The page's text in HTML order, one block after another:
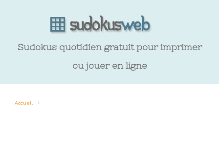
Sudokus quotidien gratuit pour imprimer
ou jouer en ligne
Accueil